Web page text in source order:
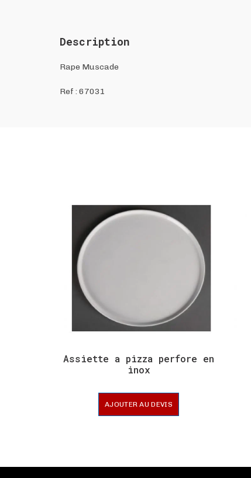
Description
Rape Muscade
Ref :67031
Assiette a pizza perfore en
inox
AJOUTER AU DEVIS